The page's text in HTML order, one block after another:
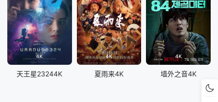
4K
天王星23244K
4K
夏雨来4K
4K
墙外之音4K